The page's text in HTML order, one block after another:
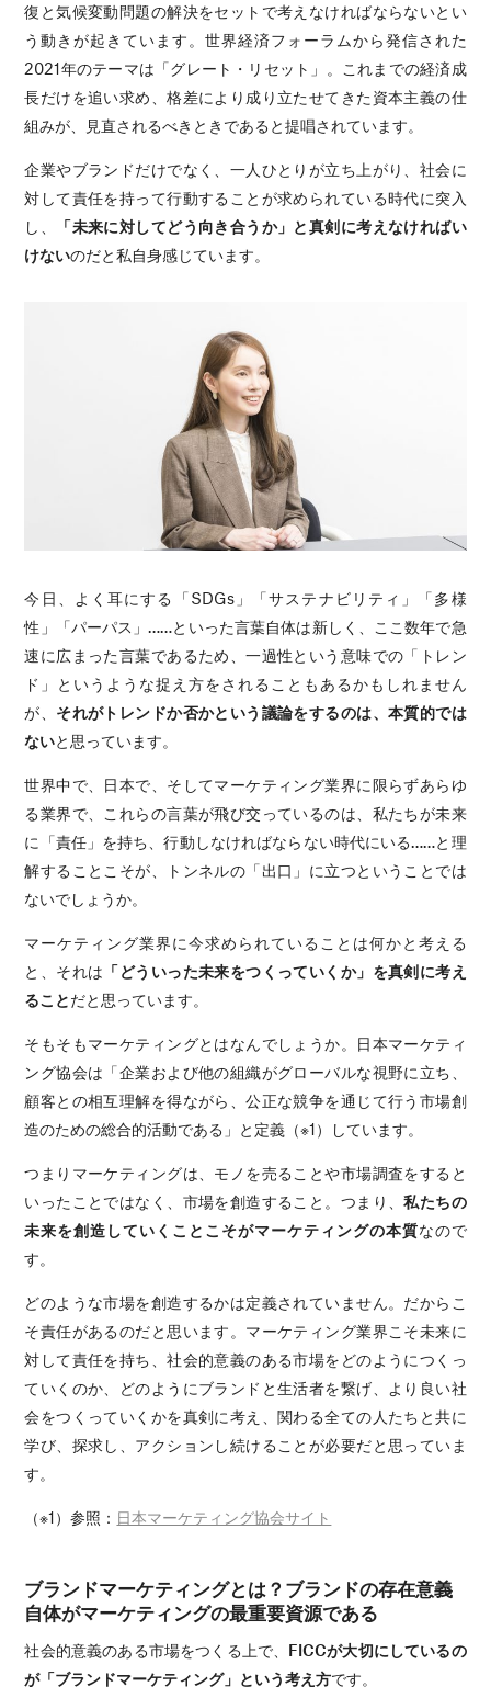
復と気候変動問題の解決をセットで考えなければならないとい
う動きが起きています。世界経済フォーラムから発信された
2021年のテーマは「グレート・リセット」。これまでの経済成
長だけを追い求め、格差により成り立たせてきた資本主義の仕
組みが、見直されるべきときであると提唱されています。
企業やブランドだけでなく、一人ひとりが立ち上がり、社会に
対して責任を持って行動することが求められている時代に突入
し、
「未来に対してどう向き合うか」と真剣に考えなければい
けないのだと私自身感じています。
今日、よく耳にする「SDGs」「サステナビリティ」「多様
性」「パーパス」……といった言葉自体は新しく、ここ数年で急
速に広まった言葉であるため、一過性という意味での「トレン
ド」というような捉え方をされることもあるかもしれません
が、 それがトレンドか否かという議論をするのは、本質的では
ないと思っています。
世界中で、日本で、そしてマーケティング業界に限らずあらゆ
る業界で、これらの言葉が飛び交っているのは、私たちが未来
に「責任」を持ち、行動しなければならない時代にいる……と理
解することこそが、トンネルの「出口」に立つということでは
ないでしょうか。
マーケティング業界に今求められていることは何かと考える
と、それは 「どういった未来をつくっていくか」を真剣に考え
ることだと思っています。
そもそもマーケティングとはなんでしょうか。日本マーケティ
ング協会は「企業および他の組織がグローバルな視野に立ち、
顧客との相互理解を得ながら、公正な競争を通じて行う市場創
造のための総合的活動である」と定義（※1）しています。
つまりマーケティングは、モノを売ることや市場調査をすると
いったことではなく、市場を創造すること。つまり、私たちの
未来を創造していくことこそがマーケティングの本質なので
す。
どのような市場を創造するかは定義されていません。だからこ
そ責任があるのだと思います。マーケティング業界こそ未来に
対して責任を持ち、社会的意義のある市場をどのようにつくっ
ていくのか、どのようにブランドと生活者を繋げ、より良い社
会をつくっていくかを真剣に考え、関わる全ての人たちと共に
学び、探求し、アクションし続けることが必要だと思っていま
す。
（※1）参照： 日本マーケティング協会サイト
ブランドマーケティングとは？ブランドの存在意義
自体がマーケティングの最重要資源である
社会的意義のある市場をつくる上で、 FICCが大切にしているの
が「ブランドマーケティング」という考え方です。